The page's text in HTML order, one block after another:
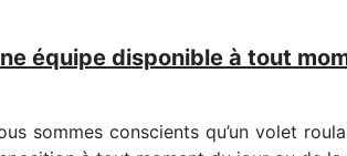
équipe disponible à tout
sommes conscients qu’un volet